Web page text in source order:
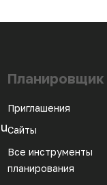
Планировщик
Приглашения
Сайты
Все инструменты
планирования